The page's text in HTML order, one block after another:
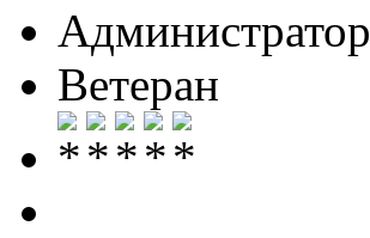
Администратор
Ветеран